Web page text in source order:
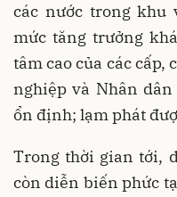
các nước trong khu
mức tăng trưởng
tâm cao của các cấp,
nghiệp và Nhân
ổn định; lạm phát
Trong thời gian tới,
còn diễn biến phức